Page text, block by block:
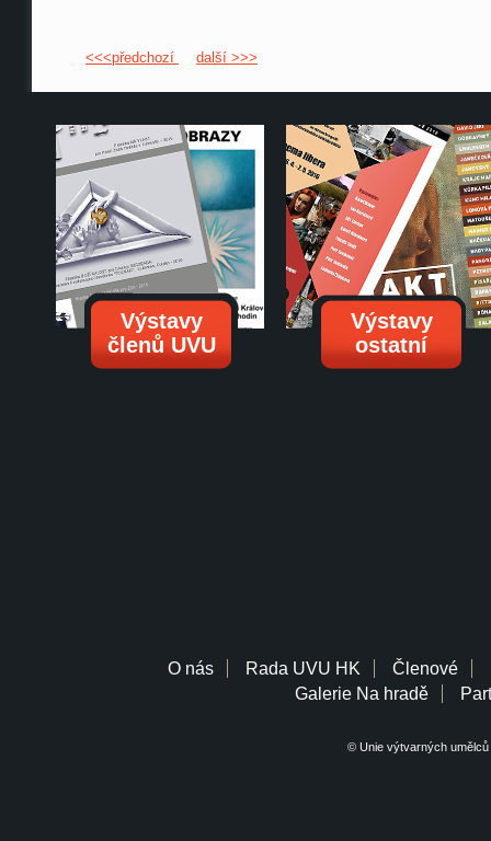
<<<předchozí další >>>
Výstavy
členů UVU
Výstavy
ostatní
O nás Rada UVU HK Členové
Galerie Na hradě
© Unie výtvarných